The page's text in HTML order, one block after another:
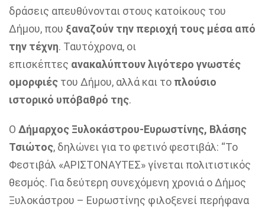
δράσεις απευθύνονται στους κατοίκους του
Δήμου, που ξαναζούν την περιοχή τους μέσα από
την τέχνη. Ταυτόχρονα, οι
επισκέπτες ανακαλύπτουν λιγότερο γνωστές
ομορφιές του Δήμου, αλλά και το πλούσιο
ιστορικό υπόβαθρό της.
Ο Δήμαρχος Ξυλοκάστρου-Ευρωστίνης, Βλάσης
Τσιώτος, δηλώνει για το φετινό φεστιβάλ: “Το
Φεστιβάλ «ΑΡΙΣΤΟΝΑΥΤΕΣ» γίνεται πολιτιστικός
θεσμός. Για δεύτερη συνεχόμενη χρονιά ο Δήμος
Ξυλοκάστρου – Ευρωστίνης φιλοξενεί περήφανα